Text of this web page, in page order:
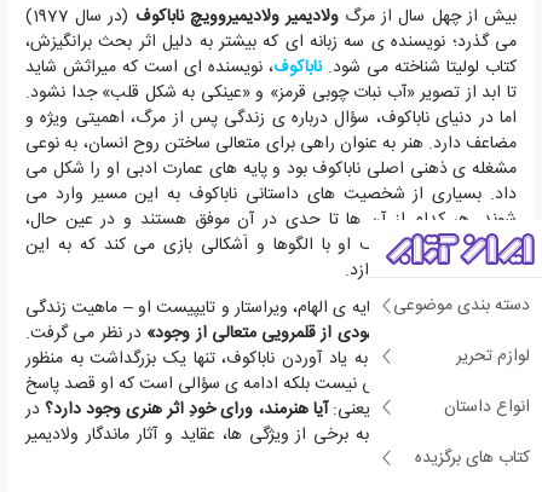
دسته بندی موضوعی
لوازم تحریر
انواع داستان
کتاب های برگزیده
بیش از چهل سال از مرگولادی‍م‍ی‍ر ولادی‍م‍ی‍رووی‍چ‌ ن‍اب‍اک‍وف‌
(در سال 1977)
می گذرد؛ نویسنده ی سه زبانه ای که بیشتر به دلیل اثر بحث برانگیزش،
کتاب لولیتا شناخته می شود.ناباکوف، نویسنده ای است که میراثش شاید
تا ابد از تصویر «آب نبات چوبی قرمز» و «عینکی به شکل قلب» جدا نشود.
اما در دنیای ن‍اب‍اک‍وف، سؤال درباره ی زندگی پس از مرگ، اهمیتی ویژه و
مضاعف دارد. هنر به عنوان راهی برای متعالی ساختن روح انسان، به نوعی
مشغله ی ذهنی اصلی ناباکوف بود و پایه های عمارت ادبی او را شکل می
داد. بسیاری از شخصیت های داستانی ن‍اب‍اک‍وف به این مسیر وارد می
شوند. هر کدام از آن ها تا حدی در آن موفق هستند و در عین حال،
ساختارهای ادبی ظریف او با الگوها و اَشکالی بازی می کند که به این
موضوع مرکزی می پردازد.
وِرا ناباکوف - همسر، مایه ی الهام، ویراستار و تایپیست او – ماهیت زندگی
«شهودی از قلمرویی متعالی از وجود» در نظر می گرفت.
با علم به این مطلب، به یاد آوردن ناباکوف، تنها یک بزرگداشت به منظور
احترام برای بزرگی ادبی نیست بلکه ادامه ی سؤالی است که او قصد پاسخ
دادن به آن را داشت، یعنی:آیا هنرمند، ورای خودِ اثر هنری وجود دارد؟در
ادامه ی این مطلب، به برخی از ویژگی ها، عقاید و آثار ماندگار ولادیمیر
ناباکوف می پردازیم.